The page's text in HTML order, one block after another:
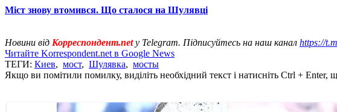
Міст знову втомився. Що сталося на Шулявці
Новини від Корреспондент.netу Telegram. Підписуйтесь на наш канал https://
Читайте Korrespondent.net в Google News
ТЕГИ: Киев, мост, Шулявка, мосты
Якщо ви помітили помилку, виділіть необхідний текст і натисніть Ctrl + Enter,